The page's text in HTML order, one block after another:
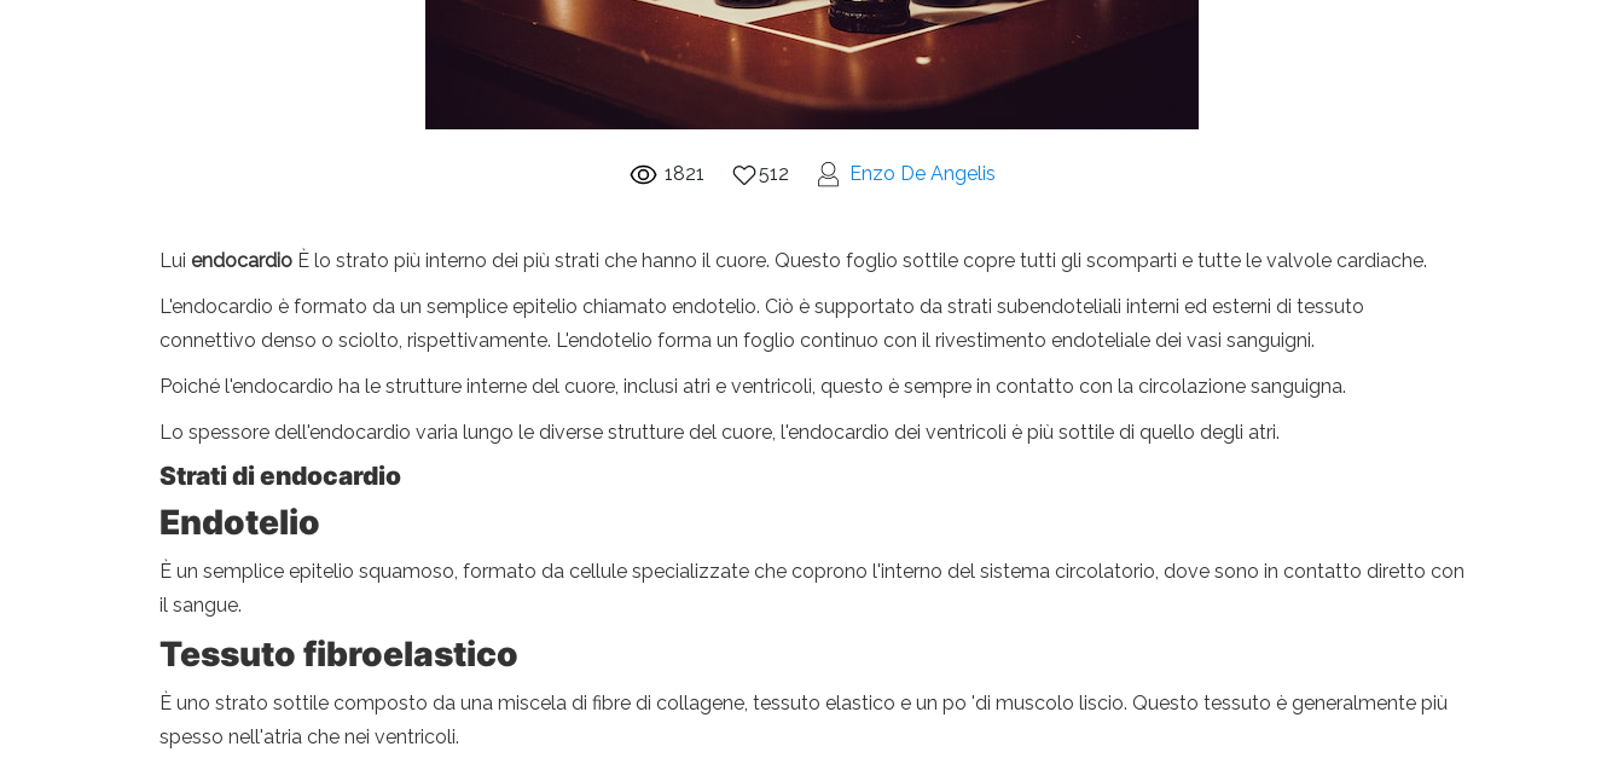
1821 512 Enzo De Angelis
Lui endocardio È lo strato più interno dei più strati che hanno il cuore. Questo foglio sottile copre tutti gli scomparti e tutte le valvole cardiache.
L'endocardio è formato da un semplice epitelio chiamato endotelio. Ciò è supportato da strati subendoteliali interni ed esterni di tessuto
connettivo denso o sciolto, rispettivamente. L'endotelio forma un foglio continuo con il rivestimento endoteliale dei vasi sanguigni.
Poiché l'endocardio ha le strutture interne del cuore, inclusi atri e ventricoli, questo è sempre in contatto con la circolazione sanguigna.
Lo spessore dell'endocardio varia lungo le diverse strutture del cuore, l'endocardio dei ventricoli è più sottile di quello degli atri.
Strati di endocardio
Endotelio
È un semplice epitelio squamoso, formato da cellule specializzate che coprono l'interno del sistema circolatorio, dove sono in contatto diretto con
il sangue.
Tessuto fibroelastico
È uno strato sottile composto da una miscela di fibre di collagene, tessuto elastico e un po 'di muscolo liscio. Questo tessuto è generalmente più
spesso nell'atria che nei ventricoli.